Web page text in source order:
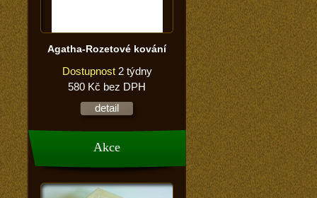
Agatha-Rozetové kování
Dostupnost 2 týdny
580 Kč bez DPH
detail
Akce